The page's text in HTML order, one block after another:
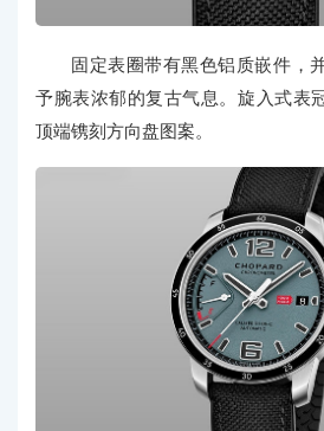
固定表圈带有黑色铝质嵌件，
予腕表浓郁的复古气息。旋入式表
顶端镌刻方向盘图案。